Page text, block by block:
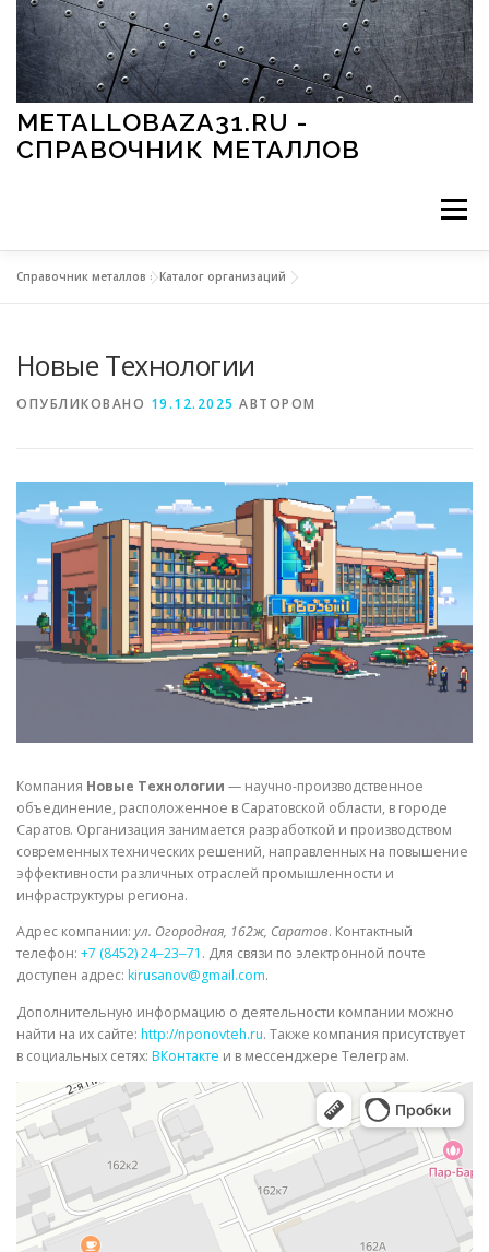
Перейти к содержимому
METALLOBAZA31.RU -
СПРАВОЧНИК МЕТАЛЛОВ
Меню
МЕТАЛЛЫ И ОКРУЖАЮЩАЯ СРЕДА
СВОЙСТВА МЕТАЛЛОВ СОРТА МЕТАЛЛОВ
СТАТЬИ
Справочник металлов »Каталог организаций
Новые Технологии
ОПУБЛИКОВАНО 19.12.2025 АВТОРОМ
Компания Новые Технологии — научно-производственное
объединение, расположенное в Саратовской области, в городе
Саратов. Организация занимается разработкой и производством
современных технических решений, направленных на повышение
эффективности различных отраслей промышленности и
инфраструктуры региона.
Адрес компании: ул. Огородная, 162ж, Саратов. Контактный
телефон: +7 (8452) 24‒23‒71 . Для связи по электронной почте
доступен адрес: kirusanov@gmail.com.
Дополнительную информацию о деятельности компании можно
найти на их сайте: http://nponovteh.ru. Также компания присутствует
в социальных сетях: ВКонтакте и в мессенджере Телеграм.